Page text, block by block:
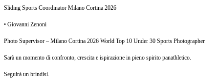
Sliding Sports Coordinator Milano Cortina 2026
• Giovanni Zenoni
Photo Supervisor – Milano Cortina 2026 World Top 10 Under 30 Sports Photographer
Sarà un momento di confronto, crescita e ispirazione in pieno spirito panathletico.
Seguirà un brindisi.